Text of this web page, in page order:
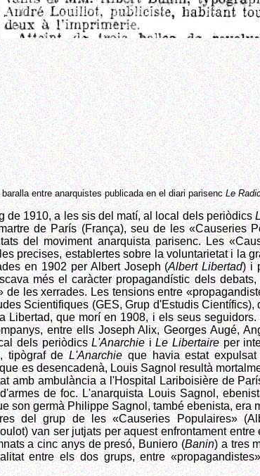
entre anarquistes publicada en el diari parisenc Le
de 1910, a les sis del matí, al local dels periòdics
de París (França), seu de les «Causeries
del moviment anarquista parisenc. Les
precises, establertes sobre la voluntarietat i la
en 1902 per Albert Joseph (Albert Libertad) i
més el caràcter propagandístic dels
de les xerrades. Les tensions entre
Scientifiques (GES, Grup d'Estudis
Libertad, que morí en 1908, i els seus
entre ells Joseph Alix, Georges Augé,
dels periòdicsL'Anarchie iLe Libertaire per
tipògraf deL'Anarchie que havia estat
es desencadenà, Louis Sagnol resultà
amb ambulància a l'Hospital Lariboisière de
de foc. L'anarquista Louis Sagnol,
son germà Philippe Sagnol, també ebenista, era
del grup de les «Causeries Populaires»
van ser jutjats per aquest enfrontament
a cinc anys de presó, Buniero (Banin) a tres
entre els dos grups, entre